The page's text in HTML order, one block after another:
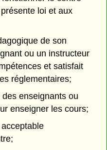
loi et aux
de son
ou un instructeur
et satisfait
réglementaires;
enseignants ou
enseigner les cours;